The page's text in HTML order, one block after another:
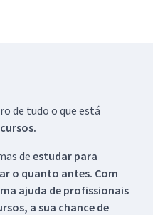
de tudo o que está
de estudar para
o quanto antes. Com
ajuda de profissionais
a sua chance de